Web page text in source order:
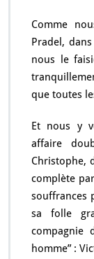
Comme
Pradel,
nous le
que toutes
Et nous y
affaire
Christophe,
complète
souffrances
sa folle
compagnie
homme” :